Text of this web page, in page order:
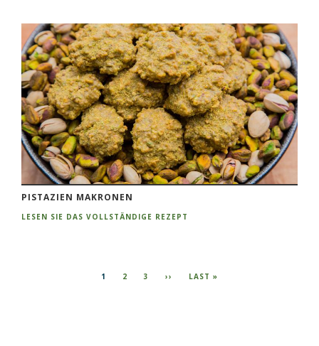
PISTAZIEN MAKRONEN
LESEN SIE DAS VOLLSTÄNDIGE REZEPT
AKTUELLE
1 SEITE
2 SEITE
3
NÄCHSTE
››
LETZTE
LAST »